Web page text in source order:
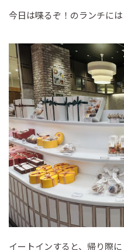
今日は喋るぞ！のランチに
イートインすると、帰り際